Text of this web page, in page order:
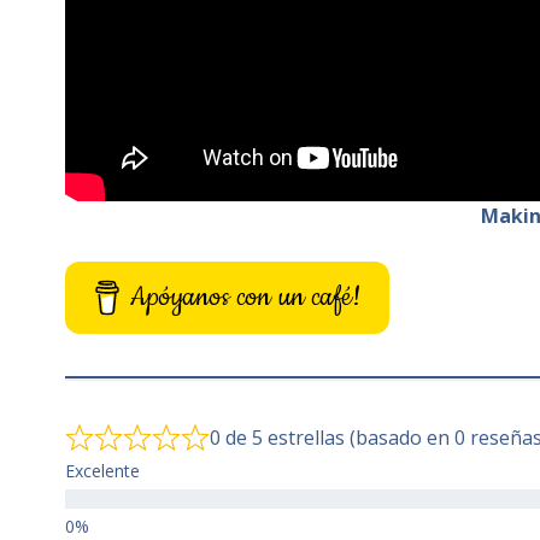
Apóyanos con un café!
0 de 5 estrellas (basado en 0
Excelente